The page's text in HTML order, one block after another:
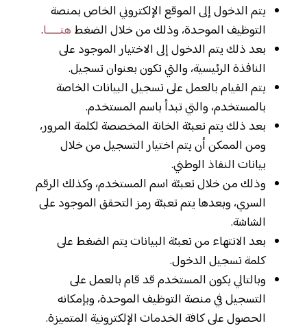
يتم الدخول إلى الموقع الإلكتروني الخاص بمنصة
التوظيف الموحدة، وذلك من خلال الضغط هنـــــا.
بعد ذلك يتم الدخول إلى الاختيار الموجود على
النافذة الرئيسية، والتي تكون بعنوان تسجيل.
يتم القيام بالعمل على تسجيل البيانات الخاصة
بالمستخدم، والتي تبدأ باسم المستخدم.
بعد ذلك يتم تعبئة الخانة المخصصة لكلمة المرور،
ومن الممكن أن يتم اختيار التسجيل من خلال
بيانات النفاذ الوطني.
وذلك من خلال تعبئة اسم المستخدم، وكذلك الرقم
السري، وبعدها يتم تعبئة رمز التحقق الموجود على
الشاشة.
بعد الانتهاء من تعبئة البيانات يتم الضغط على
كلمة تسجيل الدخول.
وبالتالي يكون المستخدم قد قام بالعمل على
التسجيل في منصة التوظيف الموحدة، وبإمكانه
الحصول على كافة الخدمات الإلكترونية المتميزة.